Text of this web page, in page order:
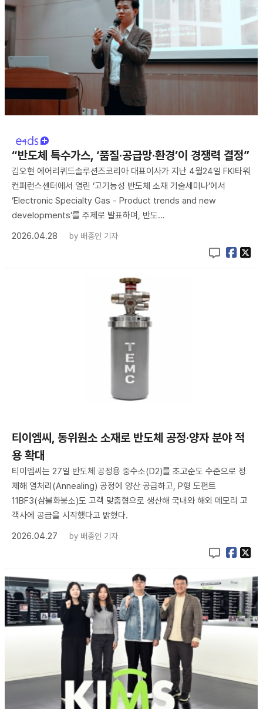
“반도체 특수가스, ‘품질·공급망·환경’이 경쟁력 결정”
김오현 에어리퀴드솔루션즈코리아 대표이사가 지난 4월24일 FKI타워
컨퍼런스센터에서 열린 ‘고기능성 반도체 소재 기술세미나’에서
‘Electronic Specialty Gas - Product trends and new
developments’를 주제로 발표하며, 반도…
2026.04.28
by 배종인 기자
티이엠씨, 동위원소 소재로 반도체 공정·양자 분야 적
용 확대
티이엠씨는 27일 반도체 공정용 중수소(D2)를 초고순도 수준으로 정
제해 열처리(Annealing) 공정에 양산 공급하고, P형 도펀트
11BF3(삼불화붕소)도 고객 맞춤형으로 생산해 국내와 해외 메모리 고
객사에 공급을 시작했다고 밝혔다.
2026.04.27
by 배종인 기자